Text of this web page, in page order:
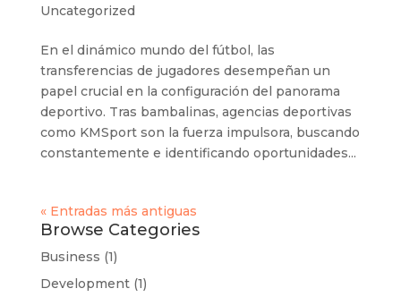
Uncategorized
En el dinámico mundo del fútbol, las
transferencias de jugadores desempeñan un
papel crucial en la configuración del panorama
deportivo. Tras bambalinas, agencias deportivas
como KMSport son la fuerza impulsora, buscando
constantemente e identificando oportunidades...
« Entradas más antiguas
Browse Categories
Business (1)
Development(1)